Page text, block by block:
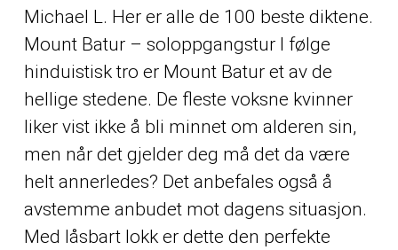
Michael L. Her er alle de 100 beste diktene.
Mount Batur – soloppgangstur I følge
hinduistisk tro er Mount Batur et av de
hellige stedene. De fleste voksne kvinner
liker vist ikke å bli minnet om alderen sin,
men når det gjelder deg må det da være
helt annerledes? Det anbefales også å
avstemme anbudet mot dagens situasjon.
Med låsbart lokk er dette den perfekte